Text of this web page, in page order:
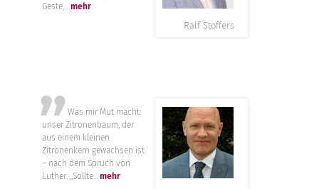
Geste,...mehr
Ralf Stoffers
”
Was mir Mut macht:
unser Zitronenbaum, der
aus einem kleinen
Zitronenkern gewachsen ist
– nach dem Spruch von
Luther: „Sollte...mehr